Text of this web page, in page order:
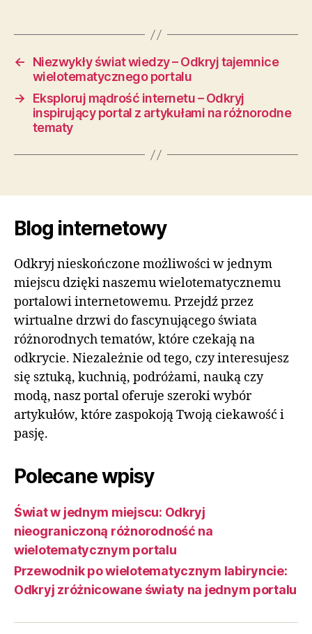
←
Niezwykły świat wiedzy – Odkryj tajemnice
wielotematycznego portalu
→
Eksploruj mądrość internetu – Odkryj
inspirujący portal z artykułami na różnorodne
tematy
Blog internetowy
Odkryj nieskończone możliwości w jednym
miejscu dzięki naszemu wielotematycznemu
portalowi internetowemu. Przejdź przez
wirtualne drzwi do fascynującego świata
różnorodnych tematów, które czekają na
odkrycie. Niezależnie od tego, czy interesujesz
się sztuką, kuchnią, podróżami, nauką czy
modą, nasz portal oferuje szeroki wybór
artykułów, które zaspokoją Twoją ciekawość i
pasję.
Polecane wpisy
Świat w jednym miejscu: Odkryj
nieograniczoną różnorodność na
wielotematycznym portalu
Przewodnik po wielotematycznym labiryncie:
Odkryj zróżnicowane światy na jednym portalu